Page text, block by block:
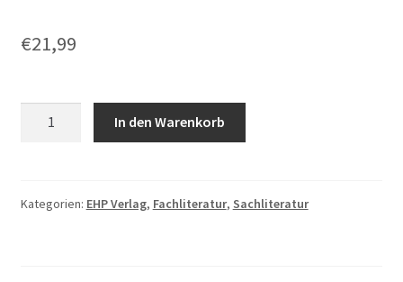
€21,99
COACHING
In den Warenkorb
Kategorien: EHP Verlag, Fachliteratur, Sachliteratur